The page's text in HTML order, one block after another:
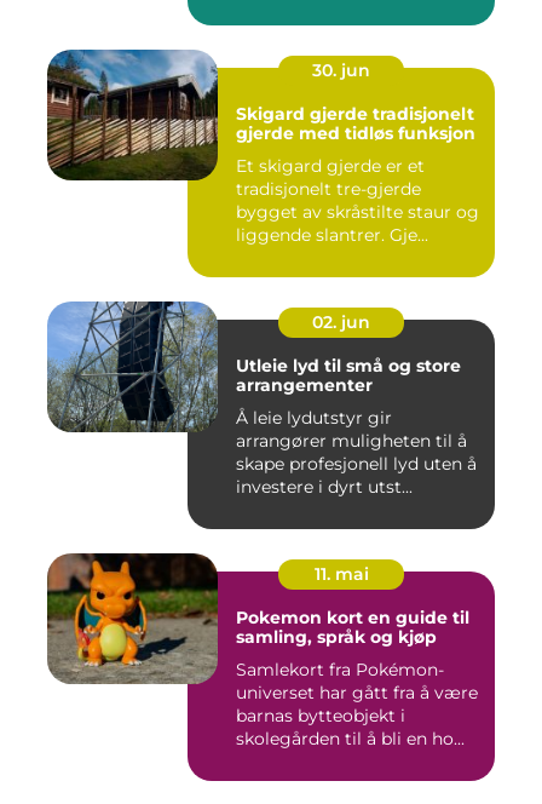
30. jun
Skigard gjerde tradisjonelt
gjerde med tidløs funksjon
Et skigard gjerde er et
tradisjonelt tre-gjerde
bygget av skråstilte staur og
liggende slantrer. Gje...
02. jun
Utleie lyd til små og store
arrangementer
Å leie lydutstyr gir
arrangører muligheten til å
skape profesjonell lyd uten å
investere i dyrt utst...
11. mai
Pokemon kort en guide til
samling, språk og kjøp
Samlekort fra Pokémon-
universet har gått fra å være
barnas bytteobjekt i
skolegården til å bli en ho...